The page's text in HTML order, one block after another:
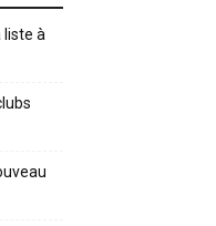
liste à